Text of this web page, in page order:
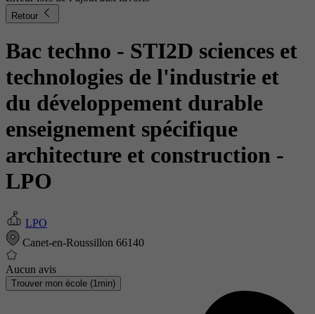
Retour
Bac techno - STI2D sciences et
technologies de l'industrie et
du développement durable
enseignement spécifique
architecture et construction -
LPO
LPO
Canet-en-Roussillon 66140
Aucun avis
Trouver mon école (1min)